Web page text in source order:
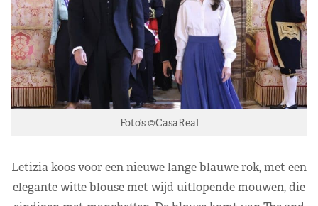
Foto’s ©CasaReal
Letizia koos voor een nieuwe lange blauwe rok, met een
elegante witte blouse met wijd uitlopende mouwen, die